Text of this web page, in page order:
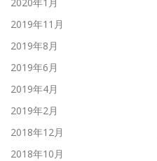
2019年11月
2019年8月
2019年6月
2019年4月
2019年2月
2018年12月
2018年10月